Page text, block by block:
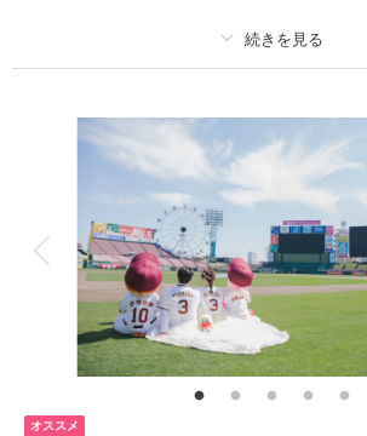
撮影日：2026年7月6日
相談予約する
来店・オンライン
撮影料 新婦衣装1着
データ 50 カット
衣装追加 会食
家族と撮影 家族用衣装レンタル
その他含むもの
全データ（約3週間後のご納品 / 明るさ・色味補正済
ンド・撮影小物（番傘）・和装衣装小物（襦袢、帯
等）・ヘッド装花（アーティフィシャル）
オススメ